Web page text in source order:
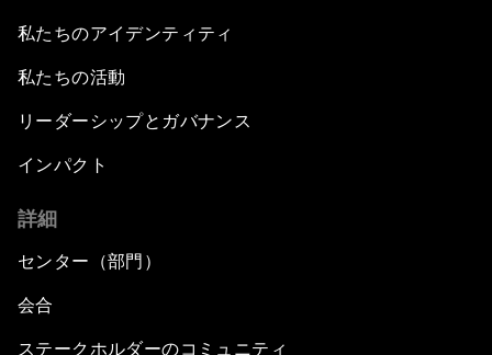
私たちのアイデンティティ
私たちの活動
リーダーシップとガバナンス
インパクト
詳細
センター（部門）
会合
ステークホルダーのコミュニティ